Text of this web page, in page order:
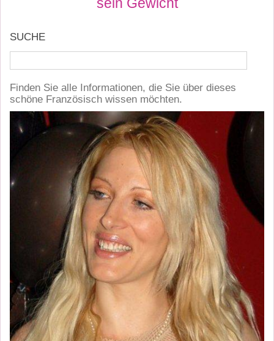
sein Gewicht
SUCHE
Finden Sie alle Informationen, die Sie über dieses
schöne Französisch wissen möchten.